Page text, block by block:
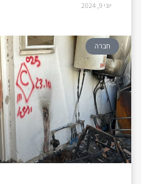
יוני 9, 2024
חברה